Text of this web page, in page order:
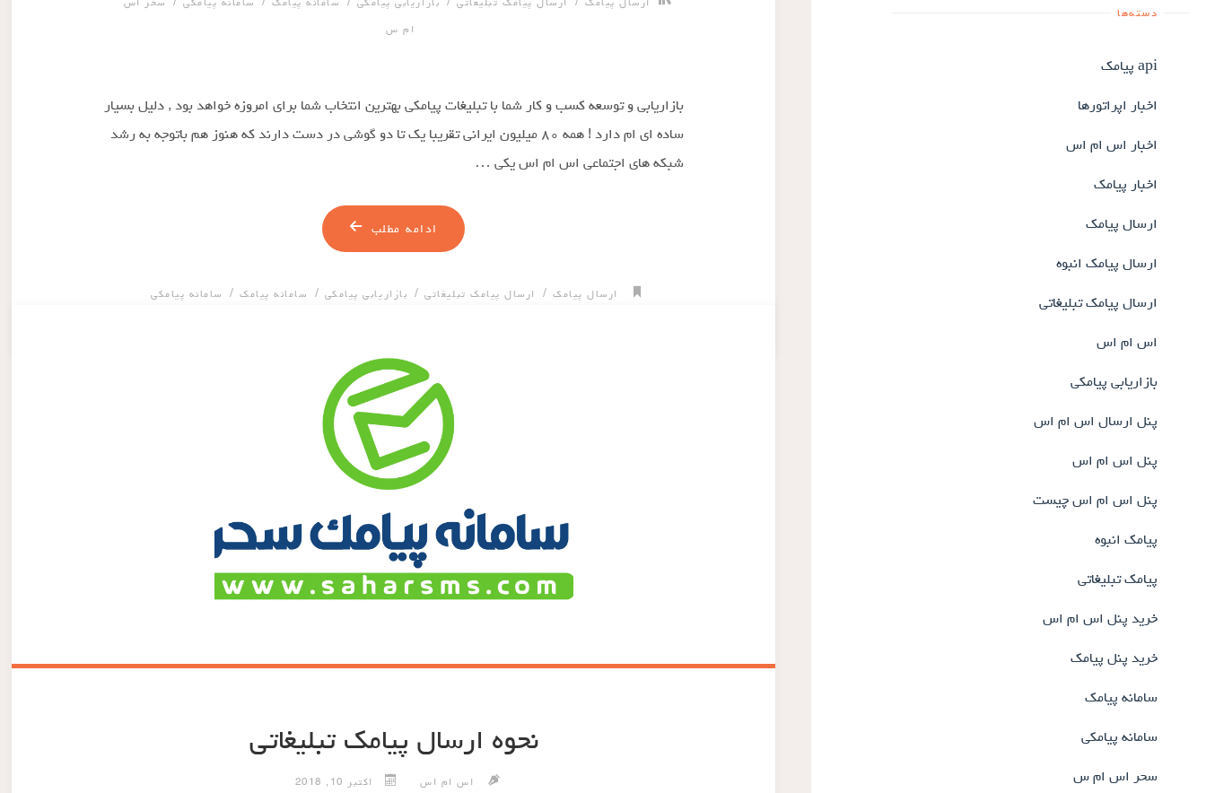
دسته‌ها
api پیامک
اخبار اپراتورها
اخبار اس ام اس
اخبار پیامک
ارسال پیامک
ارسال پیامک انبوه
ارسال پیامک تبلیغاتی
اس ام اس
بازاریابی پیامکی
پنل ارسال اس ام اس
پنل اس ام اس
پنل اس ام اس چیست
پیامک انبوه
پیامک تبلیغاتی
خرید پنل اس ام اس
خرید پنل پیامک
سامانه پیامک
سامانه پیامکی
سحر اس ام س
ارسال پیامک/ ارسال پیامک تبلیغاتی/ بازاریابی پیامکی / سامانه پیامک/ سامانه پیامکی / سحر اس
ام س
بازاریابی و توسعه کسب و کار شما با تبلیغات پیامکی بهترین انتخاب شما برای امروزه خواهد بود , دلیل بسیار
ساده ای ام دارد ! همه ۸۰ میلیون ایرانی تقریبا یک تا دو گوشی در دست دارند که هنوز هم باتوجه به رشد
شبکه های اجتماعی اس ام اس یکی …
ادامه مطلب
ارسال پیامک/ ارسال پیامک تبلیغاتی/ بازاریابی پیامکی / سامانه پیامک/ سامانه پیامکی
نحوه ارسال پیامک تبلیغاتی
اس ام اس اکتبر 10, 2018